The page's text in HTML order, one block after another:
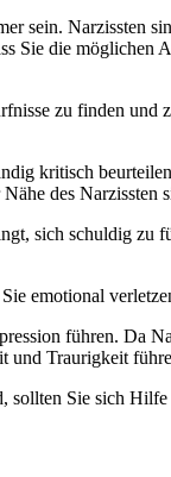
sein. Narzissten
Sie die
zu finden und
kritisch
des Narzissten
sich schuldig zu
emotional
führen. Da
und Traurigkeit
Sie sich